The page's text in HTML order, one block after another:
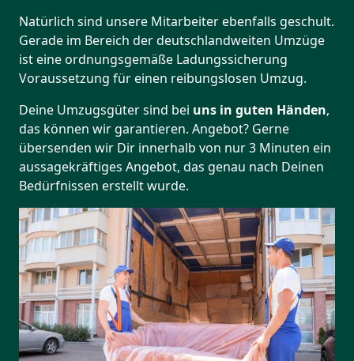
Natürlich sind unsere Mitarbeiter ebenfalls geschult.
Gerade im Bereich der deutschlandweiten Umzüge
ist eine ordnungsgemäße Ladungssicherung
Voraussetzung für einen reibungslosen Umzug.
Deine Umzugsgüter sind bei uns in guten Händen,
das können wir garantieren. Angebot? Gerne
übersenden wir Dir innerhalb von nur 3 Minuten ein
aussagekräftiges Angebot, das genau nach Deinen
Bedürfnissen erstellt wurde.